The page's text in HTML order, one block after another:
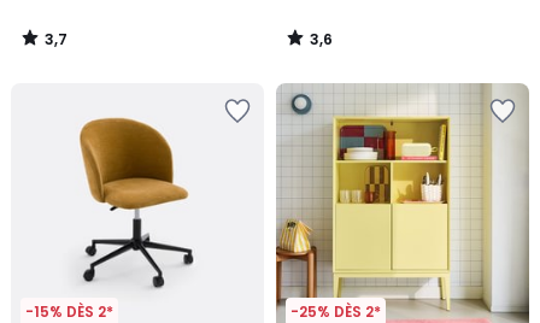
3,7
/
3,6
/
-15% DÈS 2* -25% DÈS 2*